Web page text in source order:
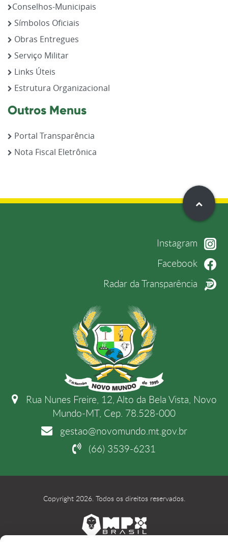
Conselhos-Municipais
Símbolos Oficiais
Obras Entregues
Serviço Militar
Links Úteis
Estrutura Organizacional
Outros Menus
Portal Transparência
Nota Fiscal Eletrônica
Instagram
Facebook
Radar da Transparência
Rua Nunes Freire, 12, Alto da Bela Vista, Novo
Mundo-MT, Cep. 78.528-000
gestao@novomundo.mt.gov.br
(66) 3539-6231
Copyright 2026. Todos os direitos reservados.